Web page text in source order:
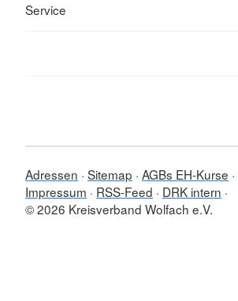
Service
Adressen Sitemap AGBs EH-Kurse
Impressum
RSS-Feed
DRK intern
© 2026 Kreisverband Wolfach e.V.